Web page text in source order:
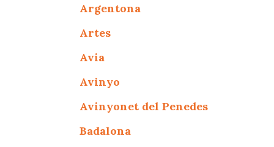
Argentona
Artes
Avia
Avinyo
Avinyonet del Penedes
Badalona